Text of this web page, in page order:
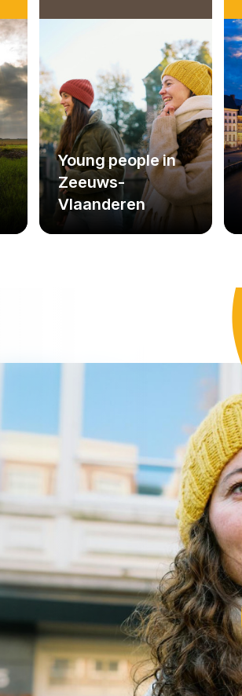
Young people in
Zeeuws-
Vlaanderen